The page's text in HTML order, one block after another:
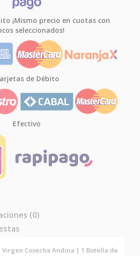
¡Mismo precio en cuotas con
seleccionados!
de Débito
Efectivo
(0)
Cosecha Andina | 1 Botella de